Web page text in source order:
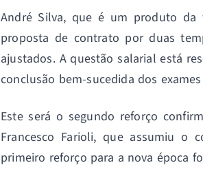
André Silva, que é um produto da
proposta de contrato por duas
ajustados. A questão salarial está
conclusão bem-sucedida dos
Este será o segundo reforço
Francesco Farioli, que assumiu o
primeiro reforço para a nova época